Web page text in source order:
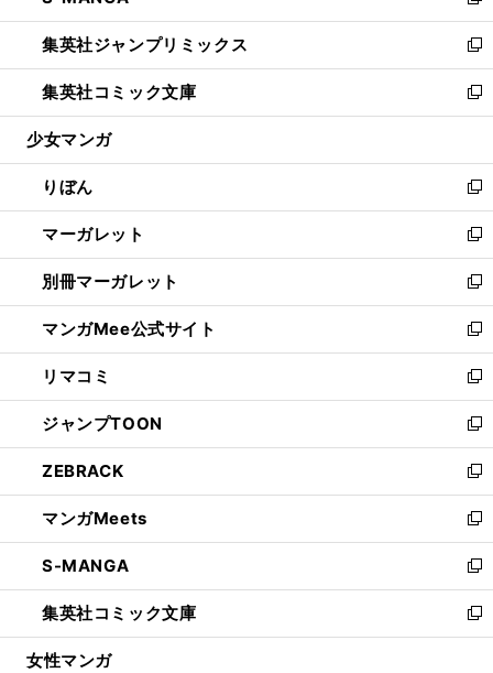
開
く
ウ
で
開
く
ン
ド
ウ
で
開
ウ
ィ
ン
ド
ウ
開
く
し
い
ウ
ィ
ン
ウ
で
開
く
集英社ジャンプリミックス
新
し
い
ウ
ン
ド
ウ
で
開
く
集英社コミック文庫
新
し
ウ
ィ
ン
ド
ウ
で
開
く
少女マンガ
りぼん
新
し
い
ウ
ィ
ン
ド
ウ
で
開
く
マーガレット
新
し
い
ウ
ィ
ン
ド
ウ
で
開
く
別冊マーガレット
新
し
い
ウ
ィ
ン
ド
ウ
で
開
く
マンガMee公式サイト
新
し
い
ウ
ィ
ン
ド
ウ
で
開
く
リマコミ
新
し
い
ウ
ィ
ン
ド
ウ
で
開
く
ジャンプTOON
新
し
い
ウ
ィ
ン
ド
ウ
で
開
ZEBRACK
新
し
い
ウ
ィ
ン
ド
ウ
マンガMeets
新
し
い
ウ
ィ
ン
S-MANGA
新
し
い
ウ
集英社コミック文庫
新
し
女性マンガ